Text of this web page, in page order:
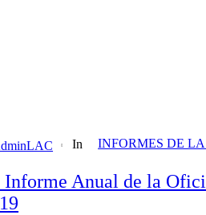
In INFORMES DE
Informe Anual de la